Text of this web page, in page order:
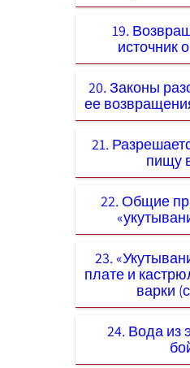
19.
источник
20. Законы
ее
21.
пищу
22. Общие
23.
плате и
варки
24. Вода из